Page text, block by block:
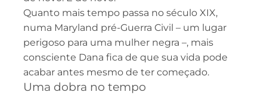
Quanto mais tempo passa no século XIX,
numa Maryland pré-Guerra Civil – um lugar
perigoso para uma mulher negra –, mais
consciente Dana fica de que sua vida pode
acabar antes mesmo de ter começado.
Uma dobra no tempo